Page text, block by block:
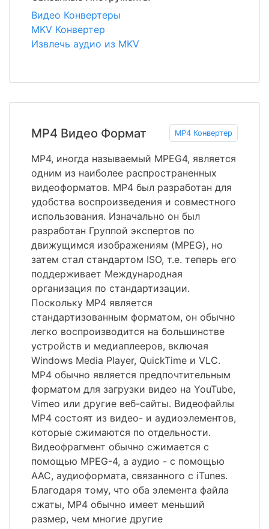
Видео Конвертеры
MKV Конвертер
Извлечь аудио из MKV
MP4 Видео Формат MP4 Конвертер
MP4, иногда называемый MPEG4, является
одним из наиболее распространенных
видеоформатов. MP4 был разработан для
удобства воспроизведения и совместного
использования. Изначально он был
разработан Группой экспертов по
движущимся изображениям (MPEG), но
затем стал стандартом ISO, т.е. теперь его
поддерживает Международная
организация по стандартизации.
Поскольку MP4 является
стандартизованным форматом, он обычно
легко воспроизводится на большинстве
устройств и медиаплееров, включая
Windows Media Player, QuickTime и VLC.
MP4 обычно является предпочтительным
форматом для загрузки видео на YouTube,
Vimeo или другие веб-сайты. Видеофайлы
MP4 состоят из видео- и аудиоэлементов,
которые сжимаются по отдельности.
Видеофрагмент обычно сжимается с
помощью MPEG-4, а аудио - с помощью
AAC, аудиоформата, связанного с iTunes.
Благодаря тому, что оба элемента файла
сжаты, MP4 обычно имеет меньший
размер, чем многие другие